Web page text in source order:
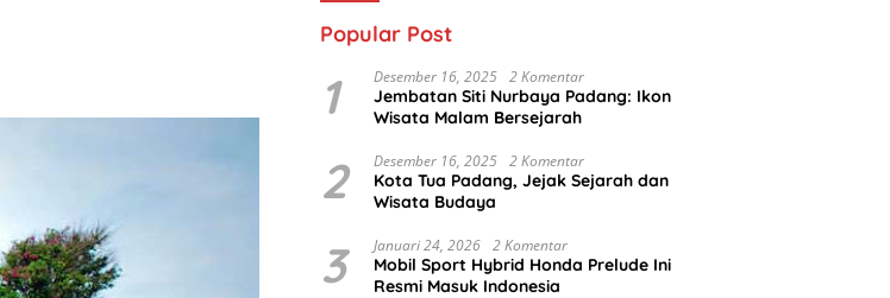
Popular Post
1 Desember 16, 2025 2 Komentar
Jembatan Siti Nurbaya Padang: Ikon
Wisata Malam Bersejarah
2 Desember 16, 2025 2 Komentar
Kota Tua Padang, Jejak Sejarah dan
Wisata Budaya
3 Januari 24, 2026 2 Komentar
Mobil Sport Hybrid Honda Prelude Ini
Resmi Masuk Indonesia